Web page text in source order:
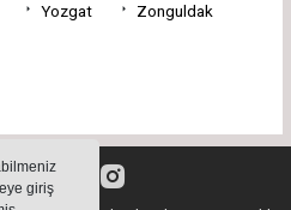
giriş
Yozgat
Zonguldak